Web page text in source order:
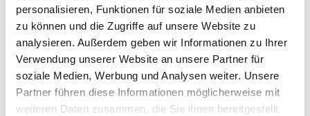
personalisieren, Funktionen für soziale Medien anbieten
zu können und die Zugriffe auf unsere Website zu
analysieren. Außerdem geben wir Informationen zu Ihrer
Verwendung unserer Website an unsere Partner für
soziale Medien, Werbung und Analysen weiter. Unsere
Partner führen diese Informationen möglicherweise mit
weiteren Daten zusammen, die Sie ihnen bereitgestellt